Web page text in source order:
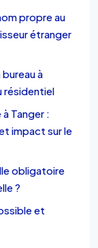
propre au
étranger
à
résidentiel
Tanger :
impact sur le
obligatoire
?
et